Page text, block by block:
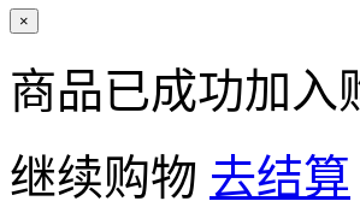
×
商品已成功加入
继续购物 去结算